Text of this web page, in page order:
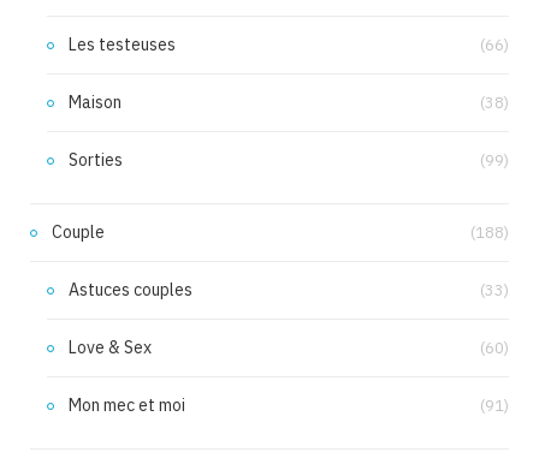
Les testeuses (66)
Maison (38)
Sorties (99)
Couple (188)
Astuces couples (33)
Love & Sex (60)
Mon mec et moi (91)